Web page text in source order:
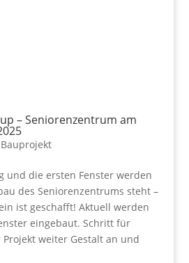
– Seniorenzentrum am
und die ersten Fenster werden
des Seniorenzentrums steht –
ist geschafft! Aktuell werden
eingebaut. Schritt für
weiter Gestalt an und